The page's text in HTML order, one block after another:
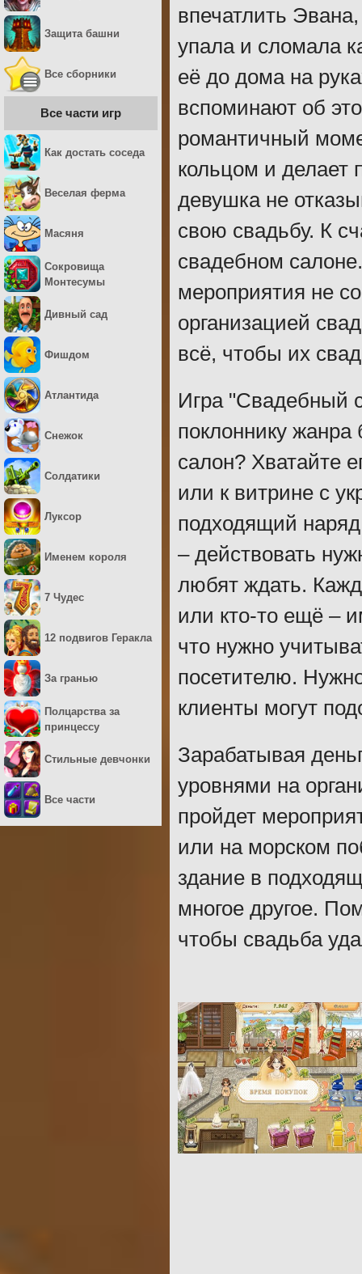
впечатлить
упала и сломала
её до дома на
вспоминают об
романтичный
кольцом и делает
девушка не
свою свадьбу. К
свадебном
мероприятия не
организацией
всё, чтобы их
Игра "Свадебный
поклоннику
салон? Хватайте
или к витрине с
подходящий
– действовать
любят ждать.
или кто-то ещё –
что нужно
посетителю.
клиенты могут
Зарабатывая
уровнями на
пройдет
или на морском
здание в
многое другое.
чтобы свадьба
Защита башни
Все сборники
Все части игр
Как достать соседа
Веселая ферма
Масяня
Сокровища
Монтесумы
Дивный сад
Фишдом
Атлантида
Снежок
Солдатики
Луксор
Именем короля
7 Чудес
12 подвигов Геракла
За гранью
Полцарства за
принцессу
Стильные девчонки
Все части